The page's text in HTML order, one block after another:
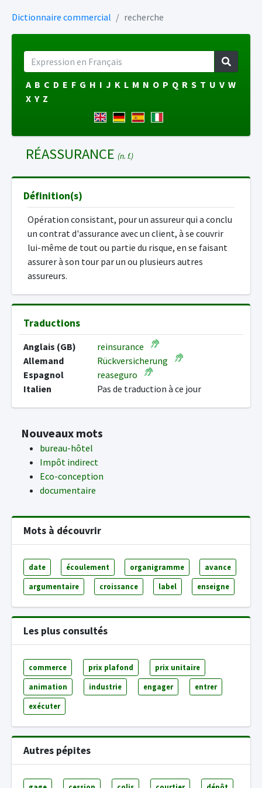
Dictionnaire commercial recherche
A B C D E F G H I J K L M N O P Q R S T U V W
X Y Z
RÉASSURANCE (n. f.)
Définition(s)
Opération consistant, pour un assureur qui a conclu
un contrat d'assurance avec un client, à se couvrir
lui-même de tout ou partie du risque, en se faisant
assurer à son tour par un ou plusieurs autres
assureurs.
Traductions
Anglais (GB)
reinsurance
Allemand
Rückversicherung
Espagnol
reaseguro
Italien
Pas de traduction à ce jour
Nouveaux mots
bureau-hôtel
Impôt indirect
Eco-conception
documentaire
Mots à découvrir
date écoulement organigramme avance
argumentaire croissance label enseigne
Les plus consultés
commerce prix plafond prix unitaire
animation industrie engager entrer
exécuter
Autres pépites